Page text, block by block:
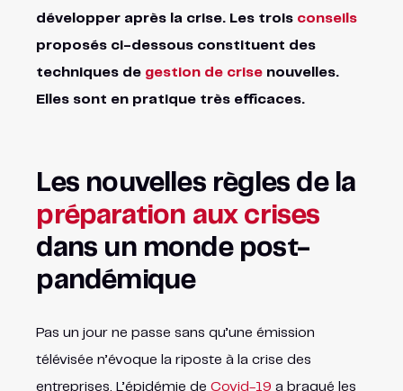
développer après la crise. Les trois conseils
proposés ci-dessous constituent des
techniques de gestion de crise nouvelles.
Elles sont en pratique très efficaces.
Les nouvelles règles de la
préparation aux crises
dans un monde post-
pandémique
Pas un jour ne passe sans qu’une émission
télévisée n’évoque la riposte à la crise des
entreprises. L’épidémie deCovid-19 a braqué les